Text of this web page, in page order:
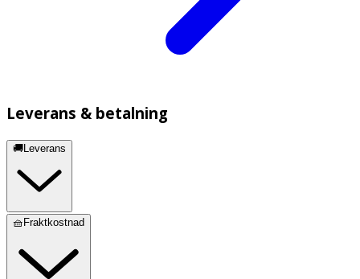
Leverans & betalning
🚚Leverans
🧺Fraktkostnad